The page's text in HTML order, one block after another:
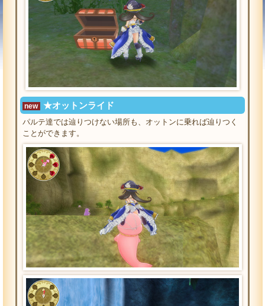
new ★オットンライド
パルテ達では辿りつけない場所も、オットンに乗れば辿りつく
ことができます。